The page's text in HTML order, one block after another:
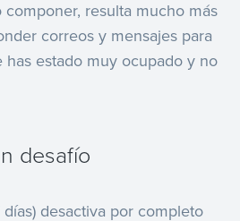
resulta mucho más
correos y mensajes para
estado muy ocupado y no
desafío
días) desactiva por completo